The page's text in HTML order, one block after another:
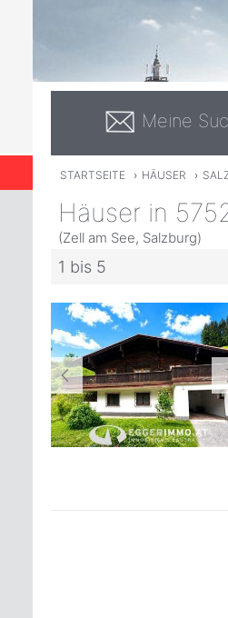
Meine
STARTSEITE › HÄUSER ›
Häuser in
(Zell am See, Salzburg)
1 bis 5